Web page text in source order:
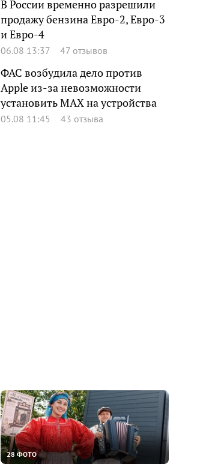
В России временно разрешили
продажу бензина Евро-2, Евро-3
и Евро-4
06.08 13:37 47 отзывов
ФАС возбудила дело против
Apple из-за невозможности
установить MAX на устройства
05.08 11:45 43 отзыва
28 ФОТО